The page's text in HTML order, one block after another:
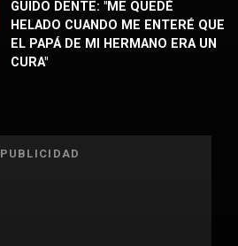
GUIDO DENTE: "ME QUEDÉ
HELADO CUANDO ME ENTERÉ QUE
EL PAPÁ DE MI HERMANO ERA UN
CURA"
PUBLICIDAD